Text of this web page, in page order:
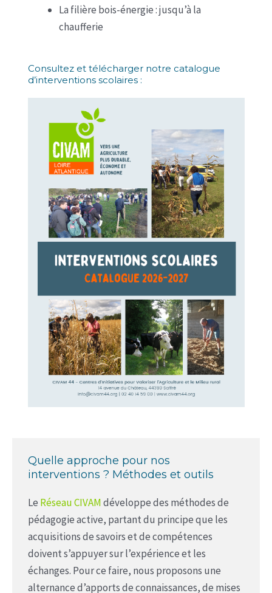
La filière bois-énergie : jusqu’à la
chaufferie
Consultez et télécharger notre catalogue
d’interventions scolaires :
Quelle approche pour nos
interventions ? Méthodes et outils
Le Réseau CIVAMdéveloppe des méthodes de
pédagogie active, partant du principe que les
acquisitions de savoirs et de compétences
doivent s’appuyer sur l’expérience et les
échanges. Pour ce faire, nous proposons une
alternance d’apports de connaissances, de mises